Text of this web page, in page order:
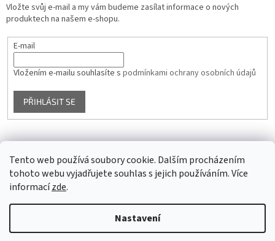
Tento web používá soubory cookie. Dalším procházením
tohoto webu vyjadřujete souhlas s jejich používáním. Více
informacízde.
Nastavení
Vložte svůj e-mail a my vám budeme zasílat informace o nových
produktech na našem e-shopu.
E-mail
Vložením e-mailu souhlasíte s podmínkami ochrany osobních údajů
PŘIHLÁSIT SE
Facebook